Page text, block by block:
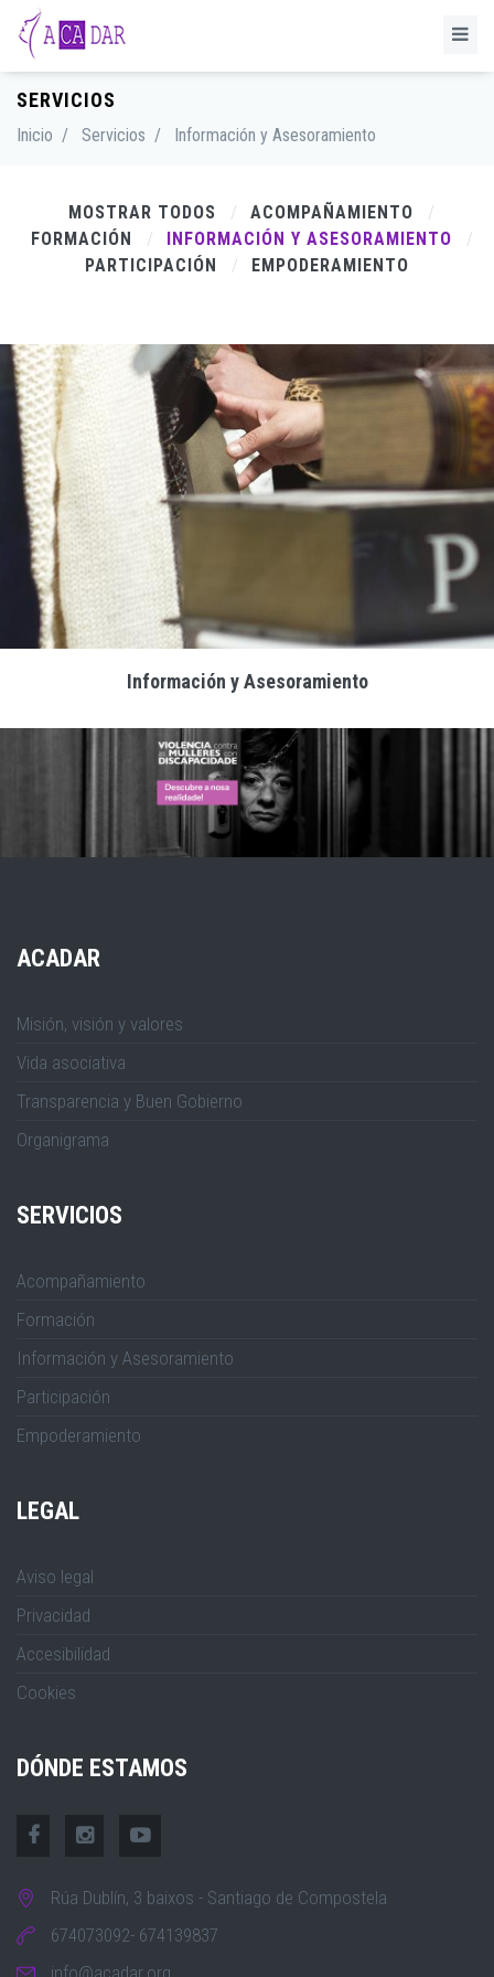
SERVICIOS
Inicio / Servicios / Información y Asesoramiento
MOSTRAR TODOS
ACOMPAÑAMIENTO
FORMACIÓN
INFORMACIÓN Y ASESORAMIENTO
PARTICIPACIÓN
EMPODERAMIENTO
Información y Asesoramiento
ACADAR
Misión, visión y valores
Vida asociativa
Transparencia y Buen Gobierno
Organigrama
SERVICIOS
Acompañamiento
Formación
Información y Asesoramiento
Participación
Empoderamiento
LEGAL
Aviso legal
Privacidad
Accesibilidad
Cookies
DÓNDE ESTAMOS
Rúa Dublín, 3 baixos - Santiago de Compostela
674073092- 674139837
info@acadar.org